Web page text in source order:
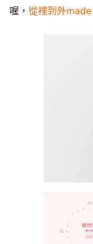
喔， 從裡到外made